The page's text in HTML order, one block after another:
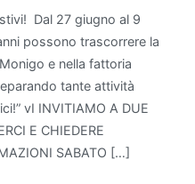
Dal 27 giugno al 9
possono trascorrere la
e nella fattoria
tante attività
vI INVITIAMO A DUE
E CHIEDERE
SABATO […]